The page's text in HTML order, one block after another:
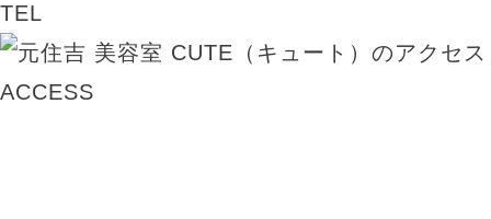
TEL
ACCESS